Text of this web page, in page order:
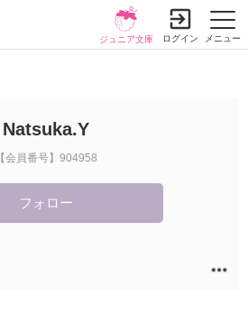
メニュー
ジュニア文庫 ログイン
Natsuka.Y
【会員番号】904958
フォロー